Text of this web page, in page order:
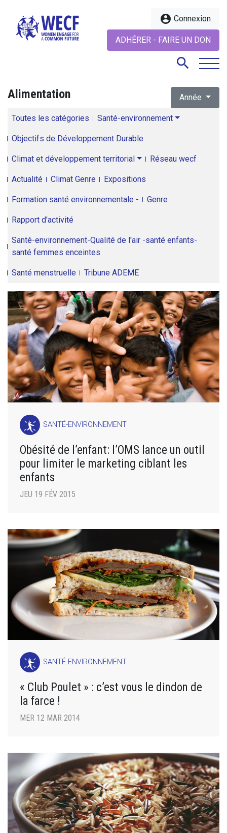
account_circle Connexion
ADHÉRER - FAIRE UN DON
search
Alimentation Année
Toutes les catégories Santé-environnement
Objectifs de Développement Durable
Climat et développement territorial Réseau wecf
Actualité Climat Genre Expositions
Formation santé environnementale - Genre
Rapport d'activité
Santé-environnement-Qualité de l'air -santé enfants-
santé femmes enceintes
Santé menstruelle Tribune ADEME
SANTÉ-ENVIRONNEMENT
Obésité de l’enfant: l’OMS lance un outil
pour limiter le marketing ciblant les
enfants
JEU 19 FÉV 2015
SANTÉ-ENVIRONNEMENT
« Club Poulet » : c’est vous le dindon de
la farce !
MER 12 MAR 2014